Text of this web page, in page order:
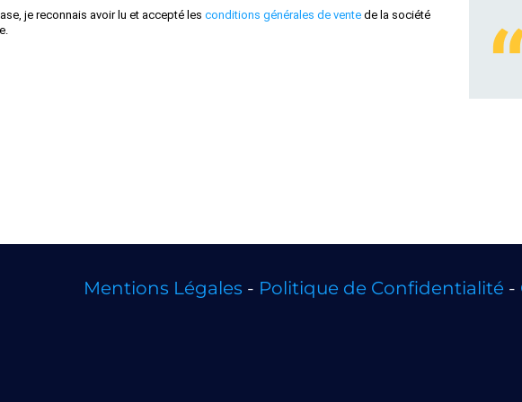
je reconnais avoir lu et accepté les conditions générales de vente de la société
Mentions Légales - Politique de Confidentialité-